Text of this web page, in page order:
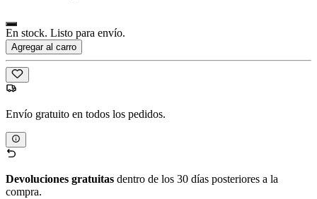
En stock. Listo para envío.
Agregar al carro
Envío gratuito en todos los pedidos.
Devoluciones gratuitas dentro de los 30 días posteriores a la
compra.